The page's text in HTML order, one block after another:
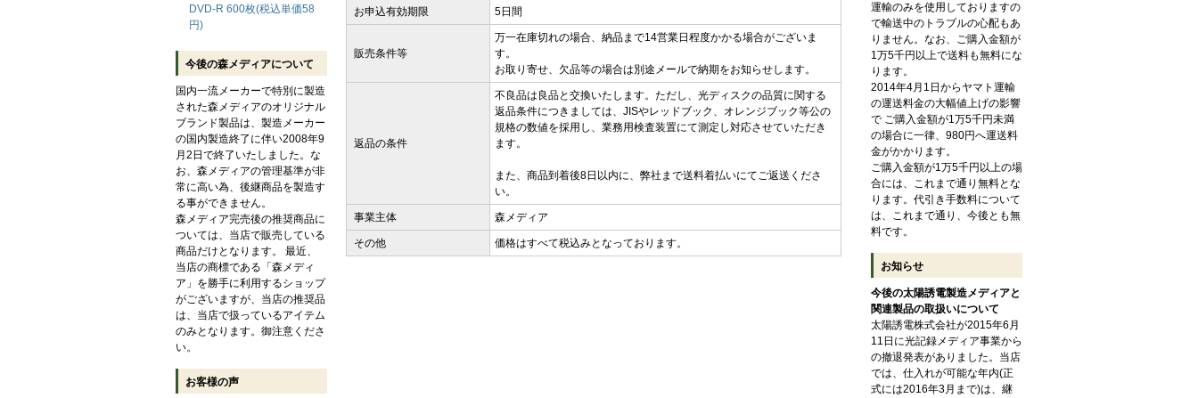
お申込有効期限 5日間
販売条件等
万一在庫切れの場合、納品まで14営業日程度かかる場合がございま
す。
お取り寄せ、欠品等の場合は別途メールで納期をお知らせします。
返品の条件
不良品は良品と交換いたします。ただし、光ディスクの品質に関する
返品条件につきましては、JISやレッドブック、オレンジブック等公の
規格の数値を採用し、業務用検査装置にて測定し対応させていただき
ます。
また、商品到着後8日以内に、弊社まで送料着払いにてご返送くださ
い。
事業主体 森メディア
その他 価格はすべて税込みとなっております。
DVD-R 600枚(税込単価58
円)
今後の森メディアについて
国内一流メーカーで特別に製造
された森メディアのオリジナル
ブランド製品は、製造メーカー
の国内製造終了に伴い2008年9
月2日で終了いたしました。な
お、森メディアの管理基準が非
常に高い為、後継商品を製造す
る事ができません。
森メディア完売後の推奨商品に
ついては、当店で販売している
商品だけとなります。 最近、
当店の商標である「森メディ
ア」を勝手に利用するショップ
がございますが、当店の推奨品
は、当店で扱っているアイテム
のみとなります。御注意くださ
い。
お客様の声
運輸のみを使用しておりますの
で輸送中のトラブルの心配もあ
りません。なお、ご購入金額が
1万5千円以上で送料も無料にな
ります。
2014年4月1日からヤマト運輸
の運送料金の大幅値上げの影響
で ご購入金額が1万5千円未満
の場合に一律、980円へ運送料
金がかかります。
ご購入金額が1万5千円以上の場
合には、これまで通り無料とな
ります。代引き手数料について
は、これまで通り、今後とも無
料です。
お知らせ
今後の太陽誘電製造メディアと
関連製品の取扱いについて
太陽誘電株式会社が2015年6月
11日に光記録メディア事業から
の撤退発表がありました。当店
では、仕入れが可能な年内(正
式には2016年3月まで)は、継